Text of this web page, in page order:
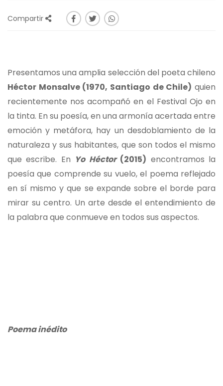
Compartir
Presentamos una amplia selección del poeta chileno
Héctor Monsalve (1970, Santiago de Chile) quien
recientemente nos acompañó en el Festival Ojo en
la tinta. En su poesía, en una armonía acertada entre
emoción y metáfora, hay un desdoblamiento de la
naturaleza y sus habitantes, que son todos el mismo
que escribe. En Yo Héctor (2015) encontramos la
poesía que comprende su vuelo, el poema reflejado
en sí mismo y que se expande sobre el borde para
mirar su centro. Un arte desde el entendimiento de
la palabra que conmueve en todos sus aspectos.
Poema inédito